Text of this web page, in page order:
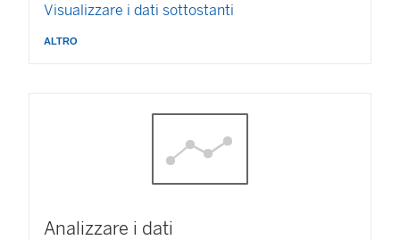
Visualizzare i dati sottostanti
altro
Analizzare i dati